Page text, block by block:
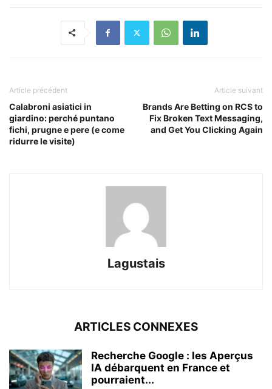
Article précédent
Calabroni asiatici in
giardino: perché puntano
fichi, prugne e pere (e come
ridurre le visite)
Article suivant
Brands Are Betting on RCS to
Fix Broken Text Messaging,
and Get You Clicking Again
Lagustais
ARTICLES CONNEXES
Recherche Google : les Aperçus
IA débarquent en France et
pourraient...